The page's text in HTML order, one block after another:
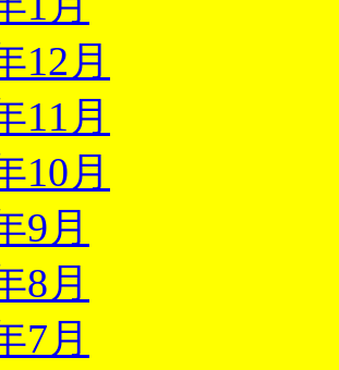
12月
11月
10月
9月
8月
7月